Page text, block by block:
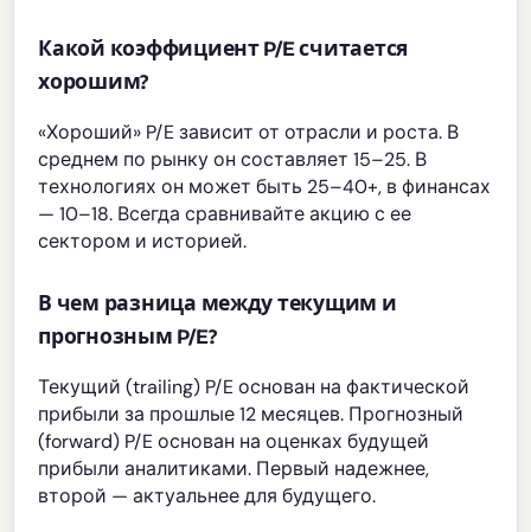
Какой коэффициент P/E считается
хорошим?
«Хороший» P/E зависит от отрасли и роста. В
среднем по рынку он составляет 15–25. В
технологиях он может быть 25–40+, в финансах
— 10–18. Всегда сравнивайте акцию с ее
сектором и историей.
В чем разница между текущим и
прогнозным P/E?
Текущий (trailing) P/E основан на фактической
прибыли за прошлые 12 месяцев. Прогнозный
(forward) P/E основан на оценках будущей
прибыли аналитиками. Первый надежнее,
второй — актуальнее для будущего.